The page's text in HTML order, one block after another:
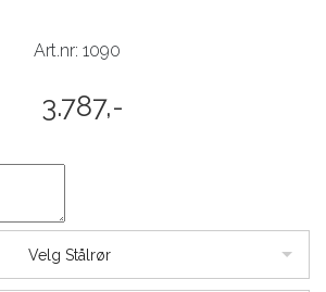
Art.nr: 1090
3.787,-
Velg Stålrør